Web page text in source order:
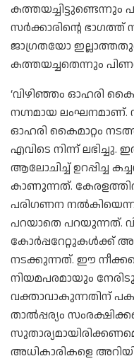
സർക്കാരിന്റെ
ജാഗ്രതയോ
കത്തയച്ചതെന്നും
‘വിഴിഞ്ഞം ഓഹരി
നഗ്നമായ ലംഘനമാണ്.
ഓഹരി കൈമാറ്റം
എവിടെ നിന്ന്
ആലോചിച്ച് ഉറപ്പിച്ച
കാണുന്നത്. കേരളത്തിൽ
പരിഗണന
പറയാതെ പറയുന്നത്.
കോർപ്പറേറ്റുകൾക്ക്
നടക്കുന്നത്. ഈ
നിയമപരമായും
വക്താവാകുന്നതിന്
താൽപ്പര്യം
അധികാരികളെ